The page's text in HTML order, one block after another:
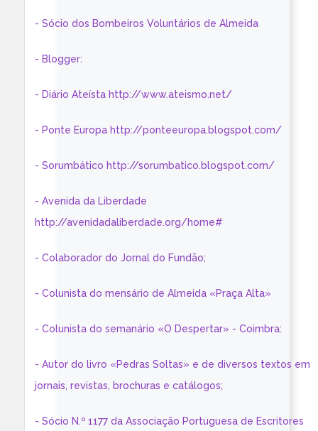
- Sócio dos Bombeiros Voluntários de Almeida
- Blogger:
- Diário Ateísta http://www.ateismo.net/
- Ponte Europa http://ponteeuropa.blogspot.com/
- Sorumbático http://sorumbatico.blogspot.com/
- Avenida da Liberdade
http://avenidadaliberdade.org/home#
- Colaborador do Jornal do Fundão;
- Colunista do mensário de Almeida «Praça Alta»
- Colunista do semanário «O Despertar» - Coimbra:
- Autor do livro «Pedras Soltas» e de diversos textos em
jornais, revistas, brochuras e catálogos;
- Sócio N.º 1177 da Associação Portuguesa de Escritores